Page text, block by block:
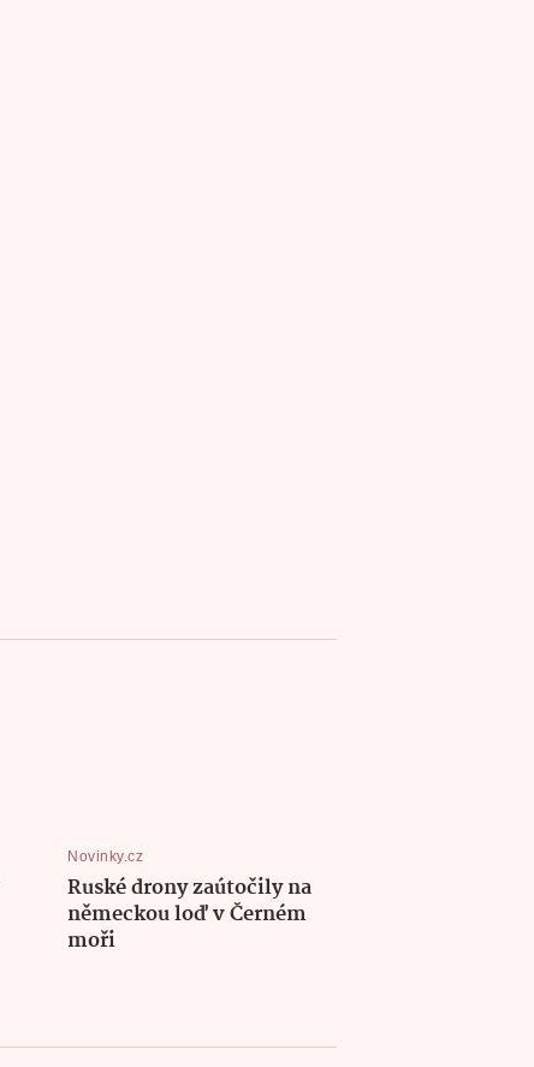
Novinky.cz
Ruské drony zaútočily na
německou loď v Černém
moři